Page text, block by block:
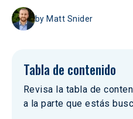
by Matt Snider
Tabla de contenido
Revisa la tabla de
a la parte que estás